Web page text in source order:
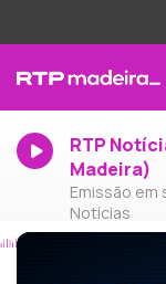
RTP
Madeira)
Emissão em
Notícias